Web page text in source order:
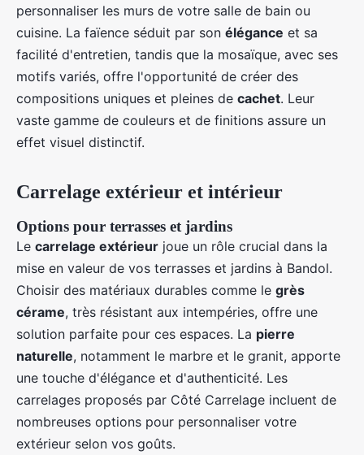
personnaliser les murs de votre salle de bain ou
cuisine. La faïence séduit par son élégance et sa
facilité d'entretien, tandis que la mosaïque, avec ses
motifs variés, offre l'opportunité de créer des
compositions uniques et pleines de cachet. Leur
vaste gamme de couleurs et de finitions assure un
effet visuel distinctif.
Carrelage extérieur et intérieur
Options pour terrasses et jardins
Le carrelage extérieur joue un rôle crucial dans la
mise en valeur de vos terrasses et jardins à Bandol.
Choisir des matériaux durables comme le grès
cérame, très résistant aux intempéries, offre une
solution parfaite pour ces espaces. La pierre
naturelle, notamment le marbre et le granit, apporte
une touche d'élégance et d'authenticité. Les
carrelages proposés par Côté Carrelage incluent de
nombreuses options pour personnaliser votre
extérieur selon vos goûts.